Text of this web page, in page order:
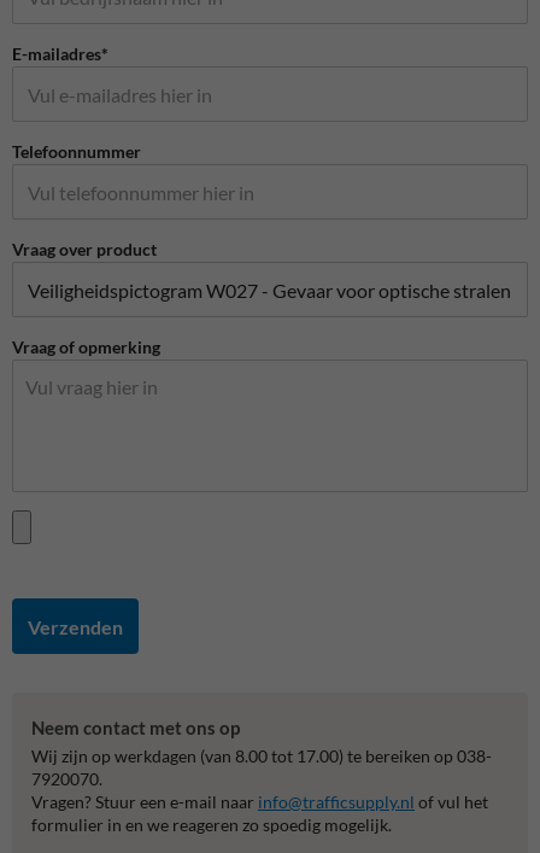
E-mailadres*
Telefoonnummer
Vraag over product
Vraag of opmerking
Verzenden
Neem contact met ons op
Wij zijn op werkdagen (van 8.00 tot 17.00) te bereiken op 038-
7920070.
Vragen? Stuur een e-mail naar info@trafficsupply.nl of vul het
formulier in en we reageren zo spoedig mogelijk.